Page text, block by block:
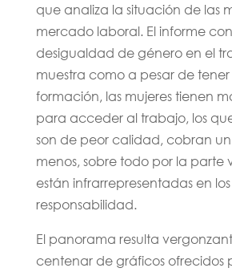
que analiza la situación de las
mercado laboral. El informe
desigualdad de género en el
muestra como a pesar de
formación, las mujeres tienen
para acceder al trabajo, los
son de peor calidad, cobran
menos, sobre todo por la parte
están infrarrepresentadas en
responsabilidad.
El panorama resulta
centenar de gráficos ofrecidos